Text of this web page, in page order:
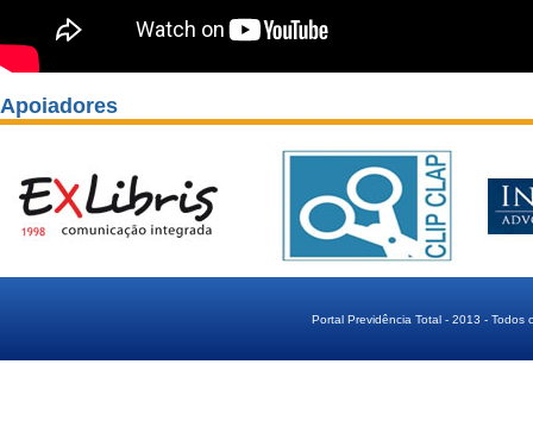
Apoiadores
Portal Previdência Total - 2013 - Todos